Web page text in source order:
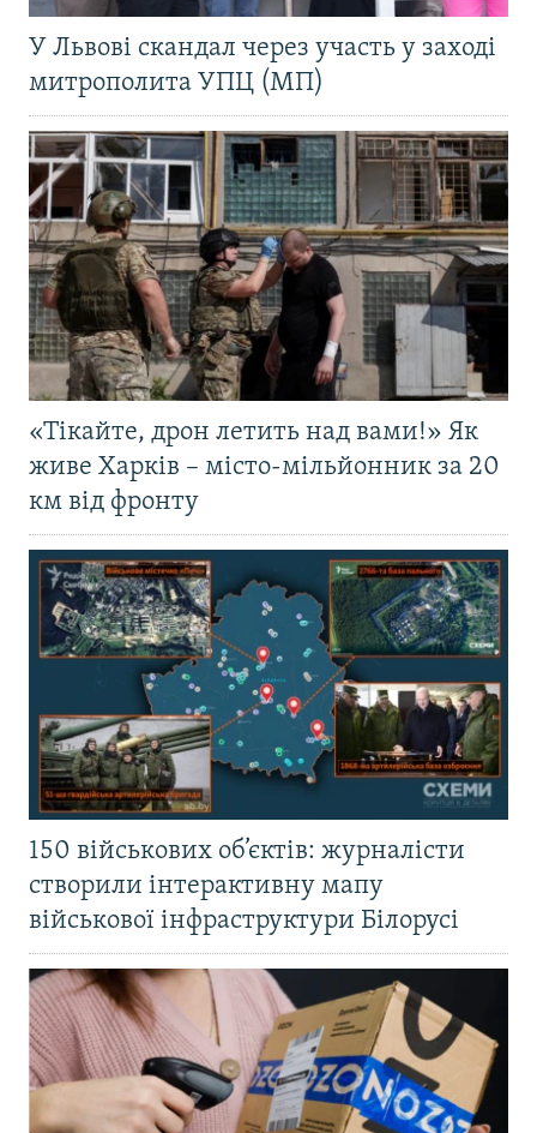
У Львові скандал через участь у заході
митрополита УПЦ (МП)
«Тікайте, дрон летить над вами!» Як
живе Харків – місто-мільйонник за 20
км від фронту
150 військових об’єктів: журналісти
створили інтерактивну мапу
військової інфраструктури Білорусі